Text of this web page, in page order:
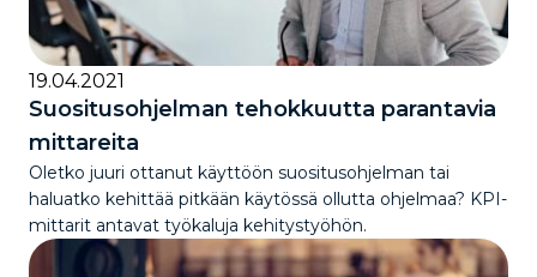
19.04.2021
Suositusohjelman tehokkuutta parantavia
mittareita
Oletko juuri ottanut käyttöön suositusohjelman tai
haluatko kehittää pitkään käytössä ollutta ohjelmaa? KPI-
mittarit antavat työkaluja kehitystyöhön.